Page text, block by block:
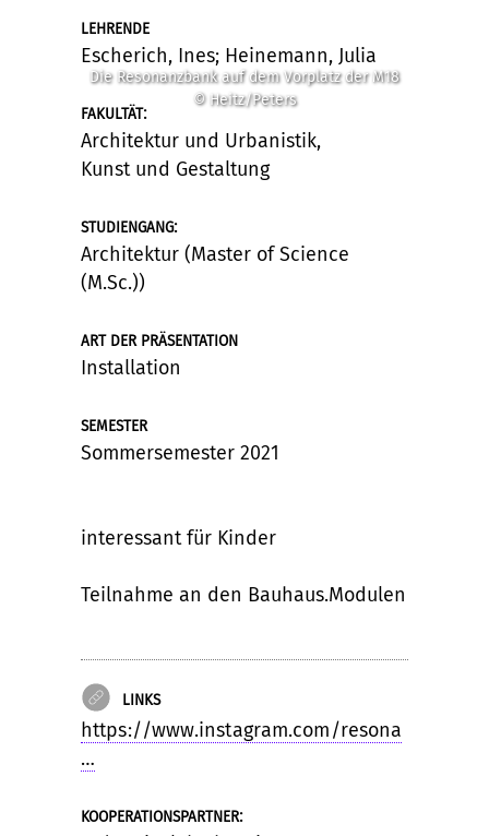
Die Resonanzbank auf dem Vorplatz der M18
© Heitz/Peters
LEHRENDE
Escherich, Ines; Heinemann, Julia
FAKULTÄT:
Architektur und Urbanistik,
Kunst und Gestaltung
STUDIENGANG:
Architektur (Master of Science
(M.Sc.))
ART DER PRÄSENTATION
Installation
SEMESTER
Sommersemester 2021
interessant für Kinder
Teilnahme an den Bauhaus.Modulen
LINKS
https://www.instagram.com/resona
…
KOOPERATIONSPARTNER: